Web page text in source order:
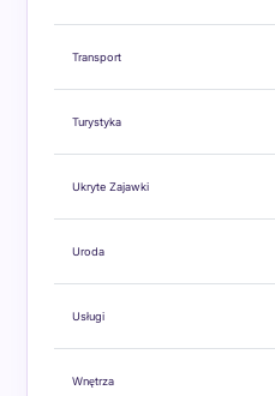
Transport
Turystyka
Ukryte Zajawki
Uroda
Usługi
Wnętrza